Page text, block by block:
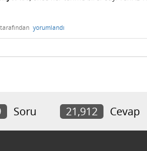
tarafından yorumlandı
Soru 21,912 Cevap